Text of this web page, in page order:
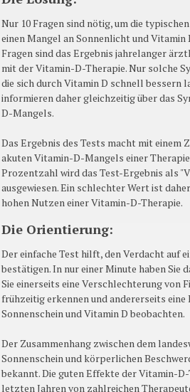
Nur 10 Fragen sind nötig, um die
einen Mangel an Sonnenlicht und Vitamin
Fragen sind das Ergebnis jahrelanger
mit der Vitamin-D-Therapie. Nur solche
die sich durch Vitamin D schnell bessern
informieren daher gleichzeitig über das
D-Mangels.
Das Ergebnis des Tests macht mit einem
akuten Vitamin-D-Mangels einer
Prozentzahl wird das Test-Ergebnis als
ausgewiesen. Ein schlechter Wert ist
hohen Nutzen einer Vitamin-D-Therapie.
Die Orientierung:
Der einfache Test hilft, den Verdacht auf
bestätigen. In nur einer Minute haben Sie
Sie einerseits eine Verschlechterung von
frühzeitig erkennen und andererseits
Sonnenschein und Vitamin D beobachten.
Der Zusammenhang zwischen dem
Sonnenschein und körperlichen
bekannt. Die guten Effekte der Vitamin-
letzten Jahren von zahlreichen